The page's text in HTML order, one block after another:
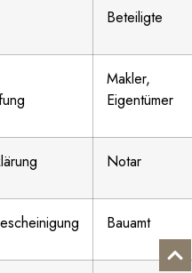
Beteiligte
Makler,
Eigentümer
Notar
Bauamt